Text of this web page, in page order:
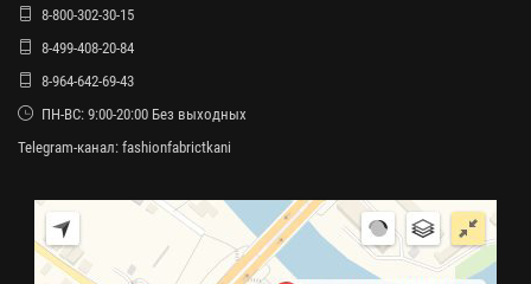
8-800-302-30-15
8-499-408-20-84
8-964-642-69-43
ПН-ВС: 9:00-20:00 Без выходных
Telegram-канал: fashionfabrictkani